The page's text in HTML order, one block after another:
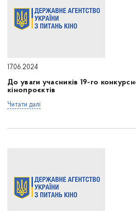
17.06.2024
До уваги учасників 19-го
кінопроєктів
Читати далі